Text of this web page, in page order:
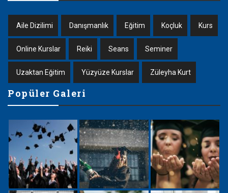
Aile Dizilimi Danışmanlık Eğitim Koçluk Kurs
Online Kurslar Reiki Seans Seminer
Uzaktan Eğitim Yüzyüze Kurslar Züleyha Kurt
Popüler Galeri